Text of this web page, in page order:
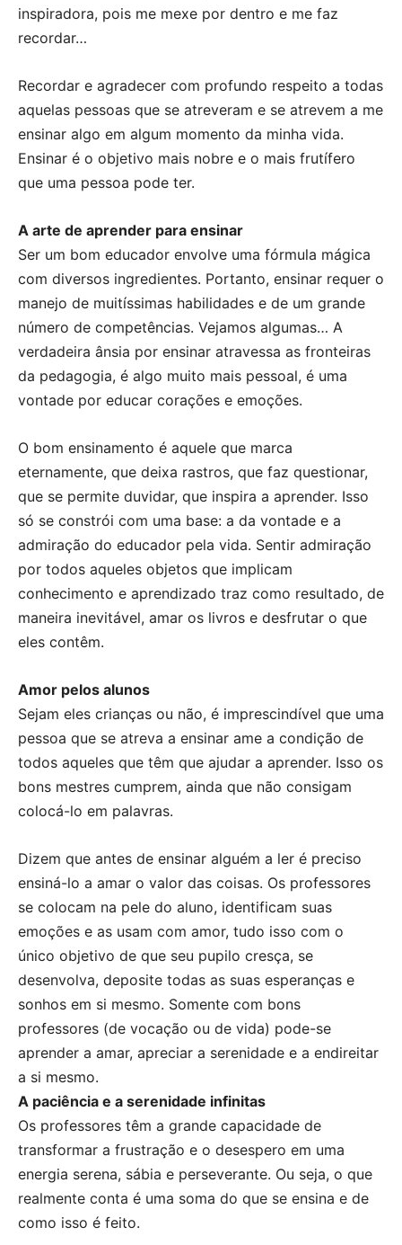
inspiradora, pois me mexe por dentro e me faz
recordar…
Recordar e agradecer com profundo respeito a todas
aquelas pessoas que se atreveram e se atrevem a me
ensinar algo em algum momento da minha vida.
Ensinar é o objetivo mais nobre e o mais frutífero
que uma pessoa pode ter.
A arte de aprender para ensinar
Ser um bom educador envolve uma fórmula mágica
com diversos ingredientes. Portanto, ensinar requer o
manejo de muitíssimas habilidades e de um grande
número de competências. Vejamos algumas… A
verdadeira ânsia por ensinar atravessa as fronteiras
da pedagogia, é algo muito mais pessoal, é uma
vontade por educar corações e emoções.
O bom ensinamento é aquele que marca
eternamente, que deixa rastros, que faz questionar,
que se permite duvidar, que inspira a aprender. Isso
só se constrói com uma base: a da vontade e a
admiração do educador pela vida. Sentir admiração
por todos aqueles objetos que implicam
conhecimento e aprendizado traz como resultado, de
maneira inevitável, amar os livros e desfrutar o que
eles contêm.
Amor pelos alunos
Sejam eles crianças ou não, é imprescindível que uma
pessoa que se atreva a ensinar ame a condição de
todos aqueles que têm que ajudar a aprender. Isso os
bons mestres cumprem, ainda que não consigam
colocá-lo em palavras.
Dizem que antes de ensinar alguém a ler é preciso
ensiná-lo a amar o valor das coisas. Os professores
se colocam na pele do aluno, identificam suas
emoções e as usam com amor, tudo isso com o
único objetivo de que seu pupilo cresça, se
desenvolva, deposite todas as suas esperanças e
sonhos em si mesmo. Somente com bons
professores (de vocação ou de vida) pode-se
aprender a amar, apreciar a serenidade e a endireitar
a si mesmo.
A paciência e a serenidade infinitas
Os professores têm a grande capacidade de
transformar a frustração e o desespero em uma
energia serena, sábia e perseverante. Ou seja, o que
realmente conta é uma soma do que se ensina e de
como isso é feito.